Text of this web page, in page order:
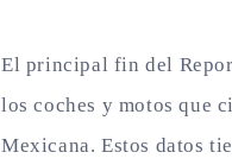
El principal fin del
los coches y motos que
Mexicana. Estos datos